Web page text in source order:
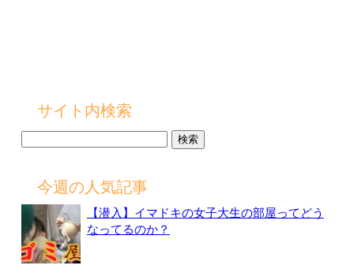
サイト内検索
今週の人気記事
【潜入】イマドキの女子大生の部屋ってどう
なってるのか？